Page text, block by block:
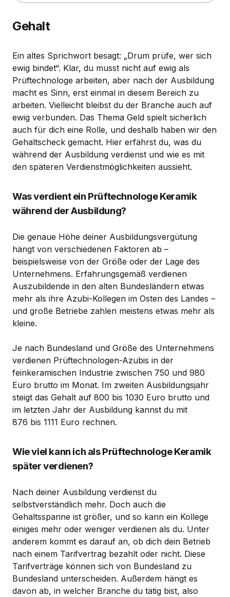
Gehalt
Ein altes Sprichwort besagt: „Drum prüfe, wer sich
ewig bindet“. Klar, du musst nicht auf ewig als
Prüftechnologe arbeiten, aber nach der Ausbildung
macht es Sinn, erst einmal in diesem Bereich zu
arbeiten. Vielleicht bleibst du der Branche auch auf
ewig verbunden. Das Thema Geld spielt sicherlich
auch für dich eine Rolle, und deshalb haben wir den
Gehaltscheck gemacht. Hier erfährst du, was du
während der Ausbildung verdienst und wie es mit
den späteren Verdienstmöglichkeiten aussieht.
Was verdient ein Prüftechnologe Keramik
während der Ausbildung?
Die genaue Höhe deiner Ausbildungsvergütung
hängt von verschiedenen Faktoren ab –
beispielsweise von der Größe oder der Lage des
Unternehmens. Erfahrungsgemäß verdienen
Auszubildende in den alten Bundesländern etwas
mehr als ihre Azubi-Kollegen im Osten des Landes –
und große Betriebe zahlen meistens etwas mehr als
kleine.
Je nach Bundesland und Größe des Unternehmens
verdienen Prüftechnologen-Azubis in der
feinkeramischen Industrie zwischen 750 und 980
Euro brutto im Monat. Im zweiten Ausbildungsjahr
steigt das Gehalt auf 800 bis 1030 Euro brutto und
im letzten Jahr der Ausbildung kannst du mit
876 bis 1111 Euro rechnen.
Wie viel kann ich als Prüftechnologe Keramik
später verdienen?
Nach deiner Ausbildung verdienst du
selbstverständlich mehr. Doch auch die
Gehaltsspanne ist größer, und so kann ein Kollege
einiges mehr oder weniger verdienen als du. Unter
anderem kommt es darauf an, ob dich dein Betrieb
nach einem Tarifvertrag bezahlt oder nicht. Diese
Tarifverträge können sich von Bundesland zu
Bundesland unterscheiden. Außerdem hängt es
davon ab, in welcher Branche du tätig bist, also